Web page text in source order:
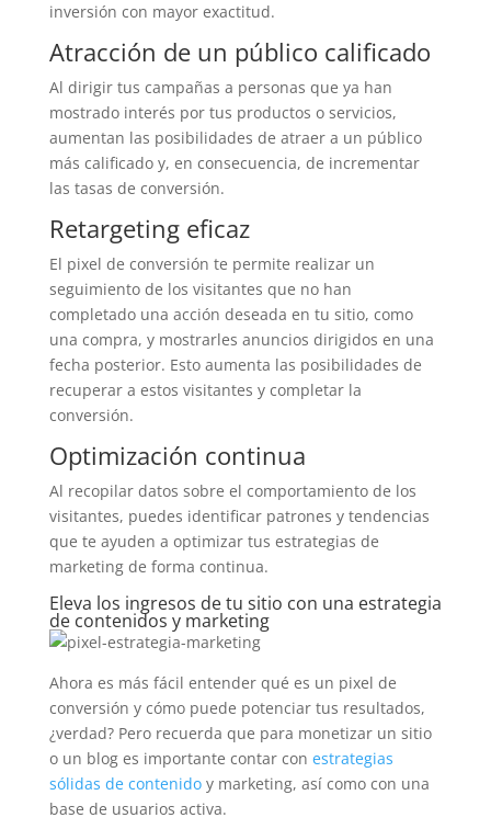
inversión con mayor exactitud.
Atracción de un público calificado
Al dirigir tus campañas a personas que ya han
mostrado interés por tus productos o servicios,
aumentan las posibilidades de atraer a un público
más calificado y, en consecuencia, de incrementar
las tasas de conversión.
Retargeting eficaz
El pixel de conversión te permite realizar un
seguimiento de los visitantes que no han
completado una acción deseada en tu sitio, como
una compra, y mostrarles anuncios dirigidos en una
fecha posterior. Esto aumenta las posibilidades de
recuperar a estos visitantes y completar la
conversión.
Optimización continua
Al recopilar datos sobre el comportamiento de los
visitantes, puedes identificar patrones y tendencias
que te ayuden a optimizar tus estrategias de
marketing de forma continua.
Eleva los ingresos de tu sitio con una estrategia
de contenidos y marketing
Ahora es más fácil entender qué es un pixel de
conversión y cómo puede potenciar tus resultados,
¿verdad? Pero recuerda que para monetizar un sitio
o un blog es importante contar con estrategias
sólidas de contenidoy marketing, así como con una
base de usuarios activa.